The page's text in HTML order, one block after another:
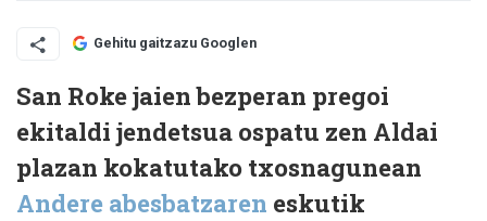
Gehitu gaitzazu Googlen
San Roke jaien bezperan pregoi
ekitaldi jendetsua ospatu zen Aldai
plazan kokatutako txosnagunean
Andere abesbatzaren eskutik